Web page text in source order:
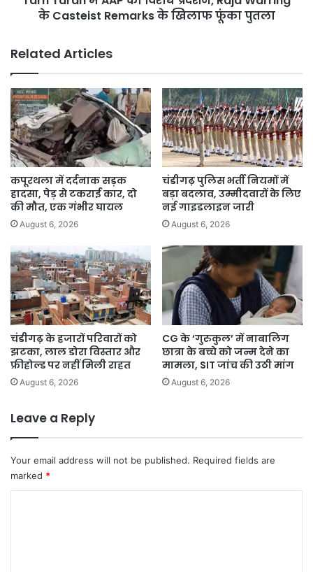
Casteist
खिलाफ
फूंका
पुतला
के Casteist Remarks के खिलाफ फूंका पुतला
Related Articles
कपूरथला में दर्दनाक सड़क
हादसा, पेड़ से टकराई कार, दो
की मौत, एक गंभीर घायल
August 6, 2026
चंडीगढ़ पुलिस भर्ती नियमों में
बड़ा बदलाव, उम्मीदवारों के लिए
नई गाइडलाइन जारी
August 6, 2026
चंडीगढ़ के हजारों परिवारों को
झटका, लाल डोरा विस्तार और
फ्रीहोल्ड पर नहीं मिली राहत
August 6, 2026
CG के ‘गुरुकुल’ में नाबालिग
छात्रा के बच्चे को जन्म देने का
मामला, SIT जांच की उठी मांग
August 6, 2026
Leave a Reply
Your email address will not be published. Required fields are
marked *